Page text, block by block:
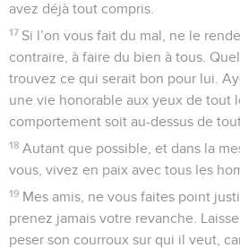
avez déjà tout compris.
17 Si l’on vous fait du mal, ne le
contraire, à faire du bien à tous. Quel
trouvez ce qui serait bon pour lui.
une vie honorable aux yeux de tout
comportement soit au-dessus de
18 Autant que possible, et dans la
vous, vivez en paix avec tous les
19 Mes amis, ne vous faites point
prenez jamais votre revanche.
peser son courroux sur qui il veut,